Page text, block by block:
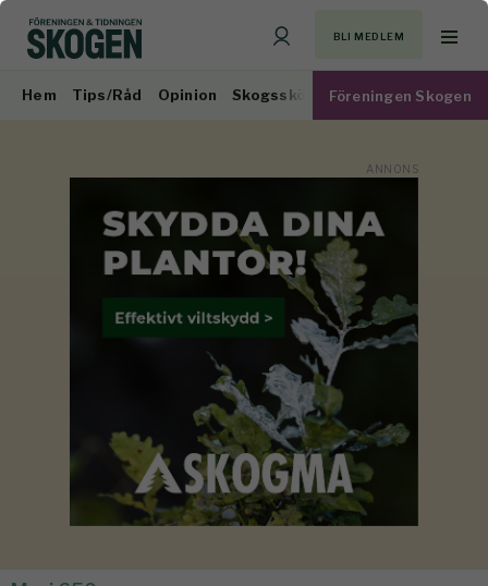
BLI MEDLEM
Hem Tips/Råd Opinion Skogsskötsel Virkesmarknad
Föreningen Skogen